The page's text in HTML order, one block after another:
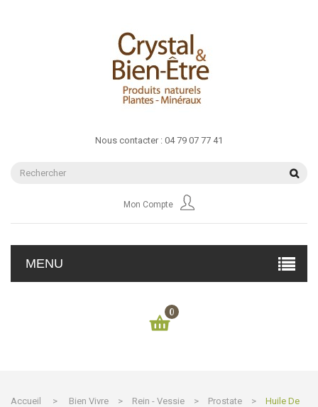
Nous contacter : 04 79 07 77 41
Mon Compte
MENU
0
Accueil > Bien Vivre > Rein - Vessie > Prostate >
Huile De